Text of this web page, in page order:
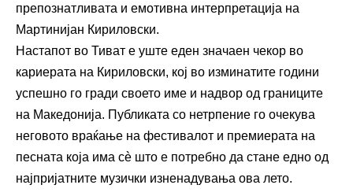
препознатливата и емотивна интерпретација на
Мартинијан Кириловски.
Настапот во Тиват е уште еден значаен чекор во
кариерата на Кириловски, кој во изминатите години
успешно го гради своето име и надвор од границите
на Македонија. Публиката со нетрпение го очекува
неговото враќање на фестивалот и премиерата на
песната која има сè што е потребно да стане едно од
најпријатните музички изненадувања ова лето.